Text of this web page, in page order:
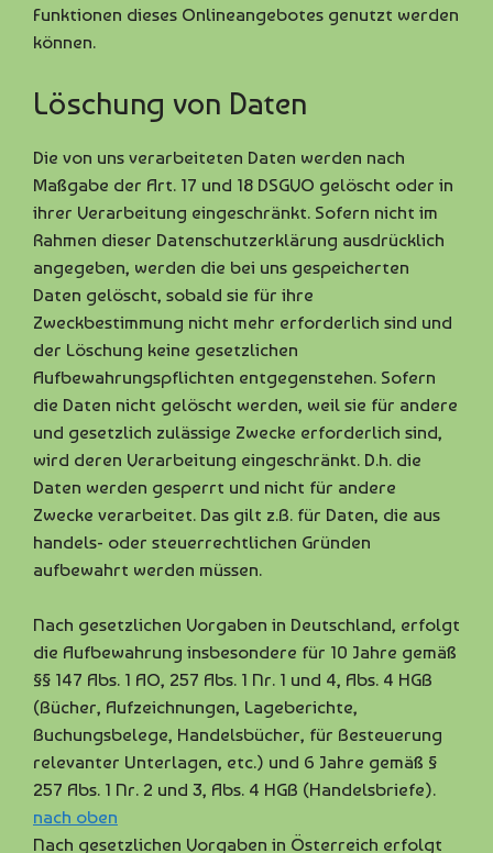
Funktionen dieses Onlineangebotes genutzt werden
können.
Löschung von Daten
Die von uns verarbeiteten Daten werden nach
Maßgabe der Art. 17 und 18 DSGVO gelöscht oder in
ihrer Verarbeitung eingeschränkt. Sofern nicht im
Rahmen dieser Datenschutzerklärung ausdrücklich
angegeben, werden die bei uns gespeicherten
Daten gelöscht, sobald sie für ihre
Zweckbestimmung nicht mehr erforderlich sind und
der Löschung keine gesetzlichen
Aufbewahrungspflichten entgegenstehen. Sofern
die Daten nicht gelöscht werden, weil sie für andere
und gesetzlich zulässige Zwecke erforderlich sind,
wird deren Verarbeitung eingeschränkt. D.h. die
Daten werden gesperrt und nicht für andere
Zwecke verarbeitet. Das gilt z.B. für Daten, die aus
handels- oder steuerrechtlichen Gründen
aufbewahrt werden müssen.
Nach gesetzlichen Vorgaben in Deutschland, erfolgt
die Aufbewahrung insbesondere für 10 Jahre gemäß
§§ 147 Abs. 1 AO, 257 Abs. 1 Nr. 1 und 4, Abs. 4 HGB
(Bücher, Aufzeichnungen, Lageberichte,
Buchungsbelege, Handelsbücher, für Besteuerung
relevanter Unterlagen, etc.) und 6 Jahre gemäß §
257 Abs. 1 Nr. 2 und 3, Abs. 4 HGB (Handelsbriefe).
nach oben
Nach gesetzlichen Vorgaben in Österreich erfolgt